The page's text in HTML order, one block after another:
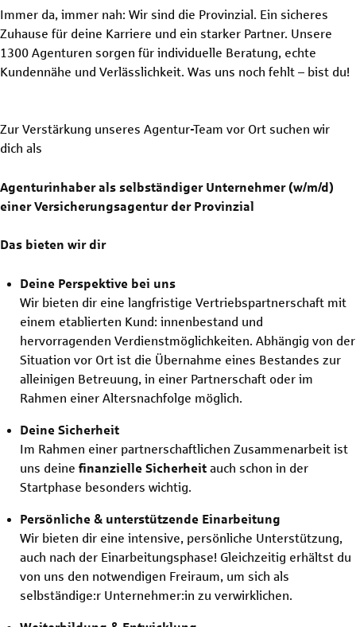
Immer da, immer nah: Wir sind die Provinzial. Ein sicheres
Zuhause für deine Karriere und ein starker Partner. Unsere
1300 Agenturen sorgen für individuelle Beratung, echte
Kundennähe und Verlässlichkeit. Was uns noch fehlt – bist du!
Zur Verstärkung unseres Agentur-Team vor Ort suchen wir
dich als
Agenturinhaber als selbständiger Unternehmer (w/m/d)
einer Versicherungsagentur der Provinzial
Das bieten wir dir
Deine Perspektive bei uns
Wir bieten dir eine langfristige Vertriebspartnerschaft mit
einem etablierten Kund: innenbestand und
hervorragenden Verdienstmöglichkeiten. Abhängig von der
Situation vor Ort ist die Übernahme eines Bestandes zur
alleinigen Betreuung, in einer Partnerschaft oder im
Rahmen einer Altersnachfolge möglich.
Deine Sicherheit
Im Rahmen einer partnerschaftlichen Zusammenarbeit ist
uns deinefinanzielle Sicherheit auch schon in der
Startphase besonders wichtig.
Persönliche & unterstützende Einarbeitung
Wir bieten dir eine intensive, persönliche Unterstützung,
auch nach der Einarbeitungsphase! Gleichzeitig erhältst du
von uns den notwendigen Freiraum, um sich als
selbständige:r Unternehmer:in zu verwirklichen.